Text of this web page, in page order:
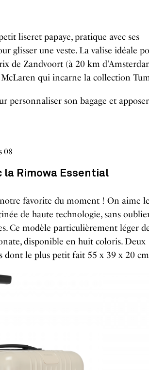
liseret papaye, pratique avec ses
glisser une veste. La valise idéale
de Zandvoort (à 20 km
qui incarne la collection
personnaliser son bagage et apposer
08
la Rimowa Essential
favorite du moment ! On aime le
de haute technologie, sans
Ce modèle particulièrement léger
disponible en huit coloris. Deux
dont le plus petit fait 55 x 39 x 20